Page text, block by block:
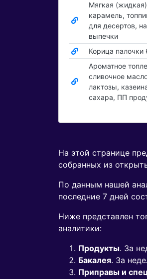
Мягкая
карамель,
для десертов,
выпечки
Корица
Ароматное
сливочное
лактозы,
сахара, ПП
На этой странице
собранных из
По данным нашей
последние 7 дней
Ниже представлен
аналитики:
Продукты. За
Бакалея. За
Приправы и